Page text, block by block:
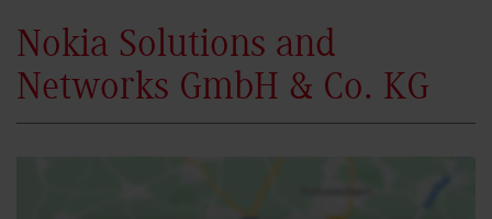
Nokia Solutions and
Networks GmbH & Co. KG